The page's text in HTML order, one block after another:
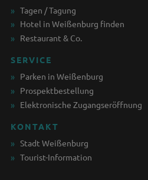
Tagen / Tagung
Hotel in Weißenburg finden
Restaurant & Co.
SERVICE
Parken in Weißenburg
Prospektbestellung
Elektronische Zugangseröffnung
KONTAKT
Stadt Weißenburg
Tourist-Information